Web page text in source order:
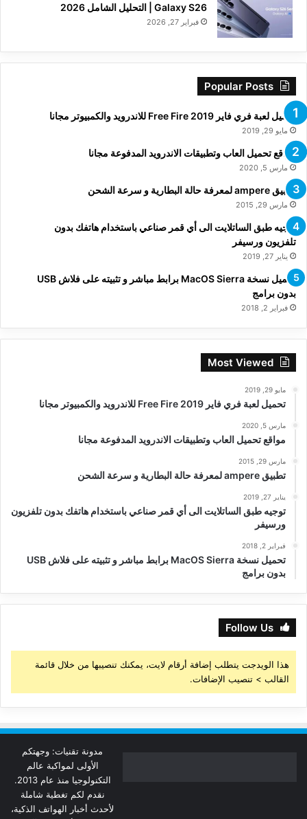
Galaxy S26 | التحليل الشامل 2026
فبراير 27, 2026
Popular Posts
تحميل لعبة فري فاير Free Fire 2019 للاندرويد والكمبيوتر مجانا
مايو 29, 2019
مواقع تحميل العاب وتطبيقات الاندرويد المدفوعة مجانا
مارس 5, 2020
تطبيق ampere لمعرفة حالة البطارية و سرعة الشحن
مارس 29, 2015
توجيه طبق الساتلايت الى أي قمر صناعي باستخدام هاتفك بدون
تلفزيون ورسيفر
يناير 27, 2019
تحميل نسخة MacOS Sierra برابط مباشر و تثبيته على فلاش USB
بدون برامج
فبراير 2, 2018
Most Viewed
مايو 29, 2019
تحميل لعبة فري فاير Free Fire 2019 للاندرويد والكمبيوتر مجانا
مارس 5, 2020
مواقع تحميل العاب وتطبيقات الاندرويد المدفوعة مجانا
مارس 29, 2015
تطبيق ampere لمعرفة حالة البطارية و سرعة الشحن
يناير 27, 2019
توجيه طبق الساتلايت الى أي قمر صناعي باستخدام هاتفك بدون تلفزيون
ورسيفر
فبراير 2, 2018
تحميل نسخة MacOS Sierra برابط مباشر و تثبيته على فلاش USB
بدون برامج
Follow Us
هذا الويدجت يتطلب إضافة أرقام لايت، يمكنك تنصيبها من خلال قائمة
القالب > تنصيب الإضافات.
مدونة تقنيات: وجهتكم
الأولى لمواكبة عالم
التكنولوجيا منذ عام 2013.
نقدم لكم تغطية شاملة
لأحدث أخبار الهواتف الذكية،